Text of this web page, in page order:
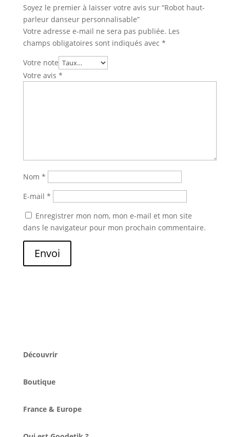
Soyez le premier à laisser votre avis sur “Robot haut-
parleur danseur personnalisable”
Votre adresse e-mail ne sera pas publiée. Les
champs obligatoires sont indiqués avec *
Votre note
Votre avis *
Nom *
E-mail *
Enregistrer mon nom, mon e-mail et mon site
dans le navigateur pour mon prochain commentaire.
Envoi
Découvrir
Boutique
France & Europe